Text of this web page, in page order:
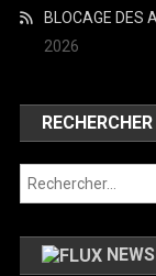
BLOCAGE DES
2026
RECHERCHER